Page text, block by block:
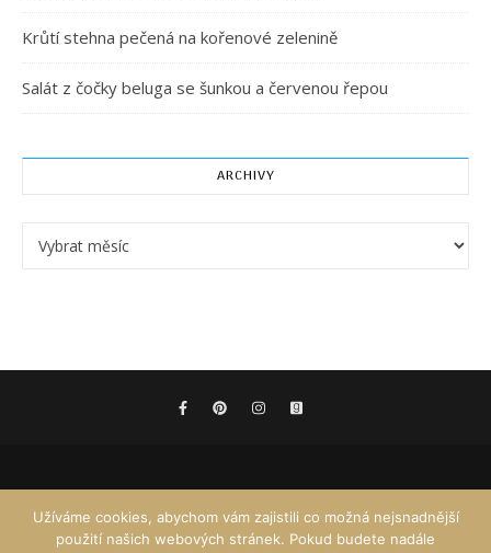
Krůtí stehna pečená na kořenové zelenině
Salát z čočky beluga se šunkou a červenou řepou
ARCHIVY
Archivy
Užíváme cookies, abychom vám zajistili co možná nejsnadnější
použití našich webových stránek. Pokud budete nadále